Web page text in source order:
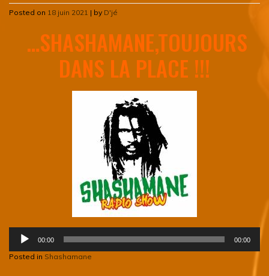
Posted on 18 juin 2021 | by D'jé
…SHASHAMANE,TOUJOURS
DANS LA PLACE !!!
audio
00:00 00:00
Posted in Shashamane